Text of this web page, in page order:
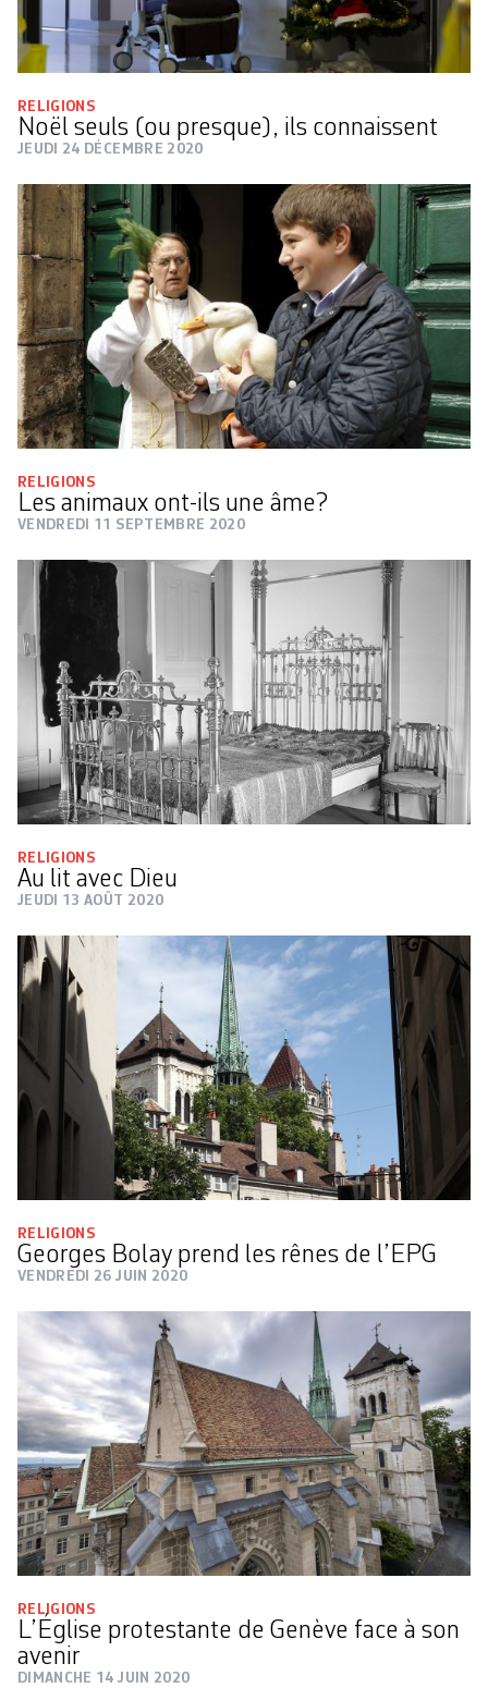
RELIGIONS
Noël seuls (ou presque), ils connaissent
JEUDI 24 DÉCEMBRE 2020
RELIGIONS
Les animaux ont-ils une âme?
VENDREDI 11 SEPTEMBRE 2020
RELIGIONS
Au lit avec Dieu
JEUDI 13 AOÛT 2020
RELIGIONS
Georges Bolay prend les rênes de l’EPG
VENDREDI 26 JUIN 2020
RELIGIONS
L’Église protestante de Genève face à son
avenir
DIMANCHE 14 JUIN 2020